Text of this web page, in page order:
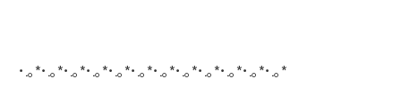
･.｡*･.｡*･.｡*･.｡*･.｡*･.｡*･.｡*･.｡*･.｡*･.｡*･.｡*･.｡*